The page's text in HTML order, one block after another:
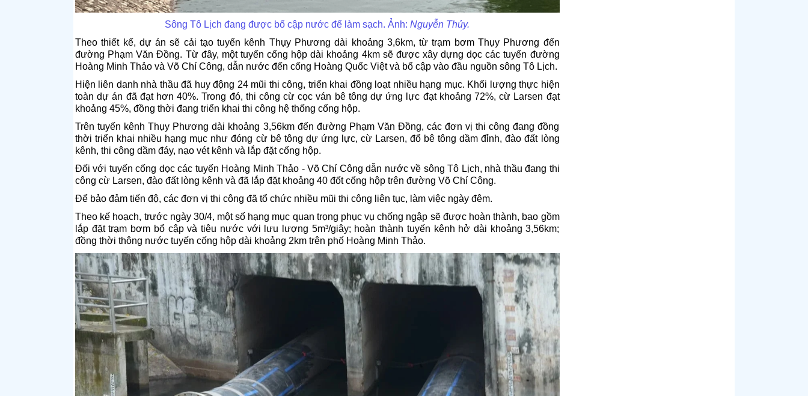
Sông Tô Lịch đang được bổ cập nước để làm sạch. Ảnh:Nguyễn Thủy.
Theo thiết kế, dự án sẽ cải tạo tuyến kênh Thụy Phương dài khoảng 3,6km, từ trạm bơm Thụy Phương đến
đường Phạm Văn Đồng. Từ đây, một tuyến cống hộp dài khoảng 4km sẽ được xây dựng dọc các tuyến đường
Hoàng Minh Thảo và Võ Chí Công, dẫn nước đến cống Hoàng Quốc Việt và bổ cập vào đầu nguồn sông Tô Lịch.
Hiện liên danh nhà thầu đã huy động 24 mũi thi công, triển khai đồng loạt nhiều hạng mục. Khối lượng thực hiện
toàn dự án đã đạt hơn 40%. Trong đó, thi công cừ cọc ván bê tông dự ứng lực đạt khoảng 72%, cừ Larsen đạt
khoảng 45%, đồng thời đang triển khai thi công hệ thống cống hộp.
Trên tuyến kênh Thụy Phương dài khoảng 3,56km đến đường Phạm Văn Đồng, các đơn vị thi công đang đồng
thời triển khai nhiều hạng mục như đóng cừ bê tông dự ứng lực, cừ Larsen, đổ bê tông dầm đỉnh, đào đất lòng
kênh, thi công dầm đáy, nạo vét kênh và lắp đặt cống hộp.
Đối với tuyến cống dọc các tuyến Hoàng Minh Thảo - Võ Chí Công dẫn nước về sông Tô Lịch, nhà thầu đang thi
công cừ Larsen, đào đất lòng kênh và đã lắp đặt khoảng 40 đốt cống hộp trên đường Võ Chí Công.
Để bảo đảm tiến độ, các đơn vị thi công đã tổ chức nhiều mũi thi công liên tục, làm việc ngày đêm.
Theo kế hoạch, trước ngày 30/4, một số hạng mục quan trọng phục vụ chống ngập sẽ được hoàn thành, bao gồm
lắp đặt trạm bơm bổ cập và tiêu nước với lưu lượng 5m³/giây; hoàn thành tuyến kênh hở dài khoảng 3,56km;
đồng thời thông nước tuyến cống hộp dài khoảng 2km trên phố Hoàng Minh Thảo.